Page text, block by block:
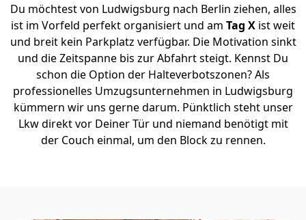
Du möchtest von Ludwigsburg nach Berlin ziehen, alles
ist im Vorfeld perfekt organisiert und am Tag X ist weit
und breit kein Parkplatz verfügbar. Die Motivation sinkt
und die Zeitspanne bis zur Abfahrt steigt. Kennst Du
schon die Option der Halteverbotszonen? Als
professionelles Umzugsunternehmen in Ludwigsburg
kümmern wir uns gerne darum. Pünktlich steht unser
Lkw direkt vor Deiner Tür und niemand benötigt mit
der Couch einmal, um den Block zu rennen.